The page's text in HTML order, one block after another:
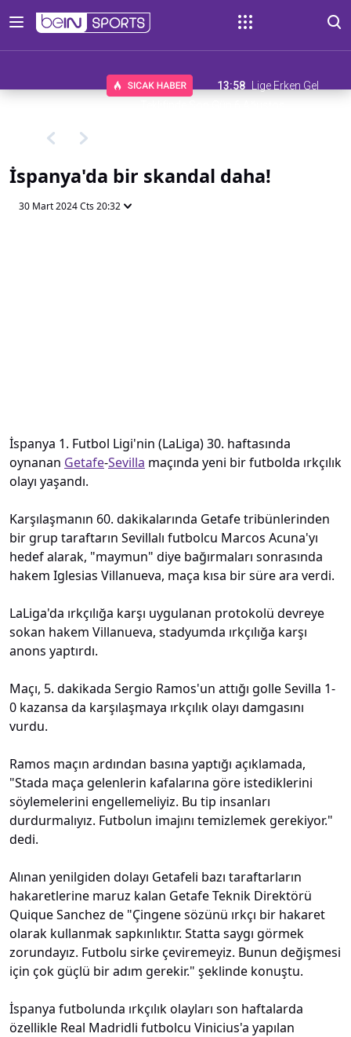
13:58
Lige Erken Gel
İspanya'da bir skandal daha!
30 Mart 2024 Cts 20:32
İspanya 1. Futbol Ligi'nin (LaLiga) 30. haftasında
oynanan Getafe-Sevilla maçında yeni bir futbolda ırkçılık
olayı yaşandı.
Karşılaşmanın 60. dakikalarında Getafe tribünlerinden
bir grup taraftarın Sevillalı futbolcu Marcos Acuna'yı
hedef alarak, "maymun" diye bağırmaları sonrasında
hakem Iglesias Villanueva, maça kısa bir süre ara verdi.
LaLiga'da ırkçılığa karşı uygulanan protokolü devreye
sokan hakem Villanueva, stadyumda ırkçılığa karşı
anons yaptırdı.
Maçı, 5. dakikada Sergio Ramos'un attığı golle Sevilla 1-
0 kazansa da karşılaşmaya ırkçılık olayı damgasını
vurdu.
Ramos maçın ardından basına yaptığı açıklamada,
"Stada maça gelenlerin kafalarına göre istediklerini
söylemelerini engellemeliyiz. Bu tip insanları
durdurmalıyız. Futbolun imajını temizlemek gerekiyor."
dedi.
Alınan yenilgiden dolayı Getafeli bazı taraftarların
hakaretlerine maruz kalan Getafe Teknik Direktörü
Quique Sanchez de "Çingene sözünü ırkçı bir hakaret
olarak kullanmak sapkınlıktır. Statta saygı görmek
zorundayız. Futbolu sirke çeviremeyiz. Bunun değişmesi
için çok güçlü bir adım gerekir." şeklinde konuştu.
İspanya futbolunda ırkçılık olayları son haftalarda
özellikle Real Madridli futbolcu Vinicius'a yapılan